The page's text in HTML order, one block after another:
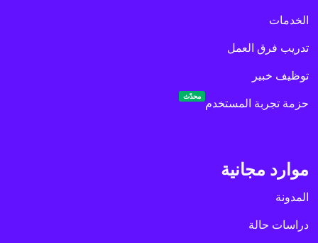
الخدمات
تدريب فرق العمل
توظيف خبير
حزمة تجربة المستخدم
محدّث
موارد مجانية
المدونة
دراسات حالة